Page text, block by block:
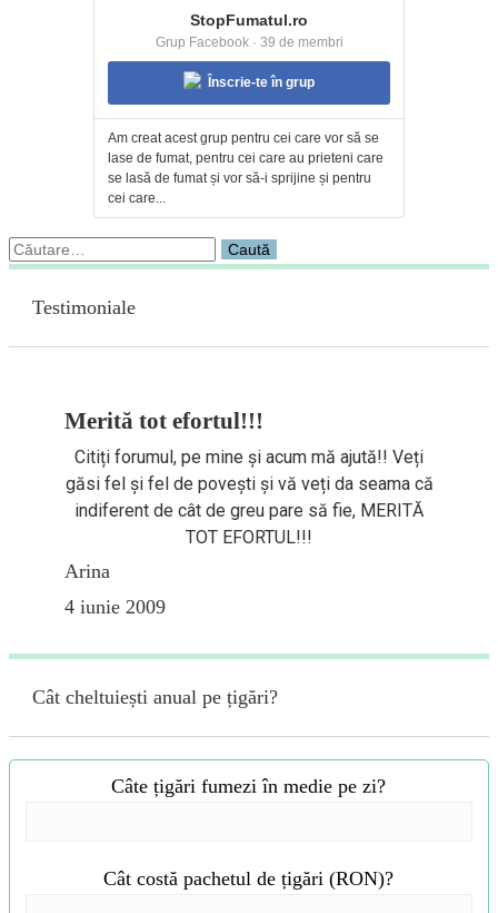
StopFumatul.ro
Grup Facebook · 39 de membri
Înscrie-te în grup
Am creat acest grup pentru cei care vor să se
lase de fumat, pentru cei care au prieteni care
se lasă de fumat și vor să-i sprijine și pentru
cei care...
Caută
după:
Testimoniale
Merită tot efortul!!!
Citiți forumul, pe mine și acum mă ajută!! Veți
găsi fel și fel de povești și vă veți da seama că
indiferent de cât de greu pare să fie, MERITĂ
TOT EFORTUL!!!
Arina
4 iunie 2009
Cât cheltuiești anual pe țigări?
Câte țigări fumezi în medie pe zi?
Cât costă pachetul de țigări (RON)?